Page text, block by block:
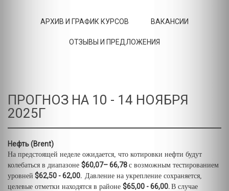
АРХИВ И ГРАФИК КУРСОВ ВАКАНСИИ
ОТЗЫВЫ И ПРЕДЛОЖЕНИЯ
ПРОГНОЗ НА 10 - 14 НОЯБРЯ
2025Г
Нефть (Brent)
На предстоящей неделе ожидается, что котировки нефти будут
колебаться в диапазоне $60,07– 66,78 с возможным тестированием
уровней $62,50 - 62,00. Давление на укрепление сохраняется,
целевые отметки находятся в районе $65,00 - 66,00. В случае